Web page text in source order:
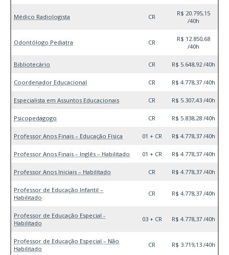
Médico Radiologista CR
R$ 20.795,15
/40h
Odontólogo Pediatra CR
R$ 12.850,68
/40h
Bibliotecário CR R$ 5.648,92 /40h
Coordenador Educacional CR R$ 4.778,37 /40h
Especialista em Assuntos Educacionais CR R$ 5.307,43 /40h
Psicopedagogo CR R$ 5.838,28 /40h
Professor Anos Finais – Educação Física 01 + CR R$ 4.778,37 /40h
Professor Anos Finais – Inglês – Habilitado 01 + CR R$ 4.778,37 /40h
Professor Anos Iniciais – Habilitado CR R$ 4.778,37 /40h
Professor de Educação Infantil –
Habilitado
CR R$ 4.778,37 /40h
Professor de Educação Especial -
Habilitado
03 + CR R$ 4.778,37 /40h
Professor de Educação Especial – Não
Habilitado
CR R$ 3.719,13 /40h